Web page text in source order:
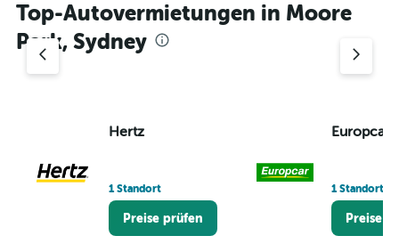
Top-Autovermietungen in Moore
Park, Sydney
Hertz
1 Standort
Preise prüfen
Europcar
1 Standort
Preise